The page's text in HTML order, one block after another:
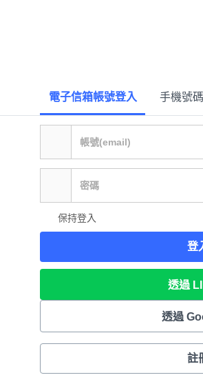
電子信箱帳號登入 手機號
保持登入
登
透過
透過
註